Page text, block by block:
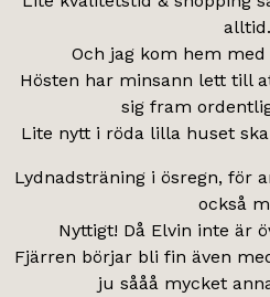
alltid.
Och jag kom hem
Hösten har minsann lett till
sig fram
Lite nytt i röda lilla huset
Lydnadsträning i ösregn, för
också
Nyttigt! Då Elvin inte är
Fjärren börjar bli fin även
ju sååå mycket